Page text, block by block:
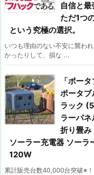
自信と最
ただ1つ
という究極の選択。
いつも理由のない不安に襲わ
かったりして、損な ...
「ポー
ポータ
ラック
ラーパ
折り畳み
ソーラー充電器 ソー
120W
累計販売台数40,000台突破※